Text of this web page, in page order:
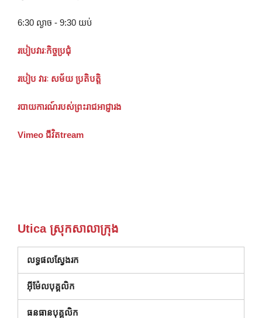
6:30 ល្ងាច - 9:30 យប់
របៀបវារៈកិច្ចប្រជុំ
របៀប វារៈ សម័យ ប្រតិបត្តិ
របាយការណ៍របស់ព្រះរាជអាជ្ញារង
Vimeo ជីវិតtream
Utica ស្រុកសាលាក្រុង
លទ្ធផលស្វែងរក
អ៊ីម៉ែលបុគ្គលិក
ធនធានបុគ្គលិក